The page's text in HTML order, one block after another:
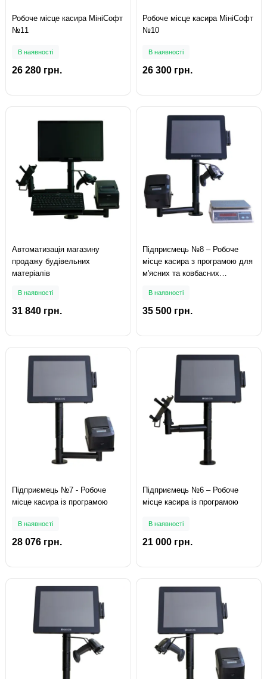
Робоче місце касира МініСофт
№11
В наявності
26 280 грн.
Робоче місце касира МініСофт
№10
В наявності
26 300 грн.
Автоматизація магазину
продажу будівельних
матеріалів
В наявності
31 840 грн.
Підприємець №8 – Робоче
місце касира з програмою для
м'ясних та ковбасних
В наявності
35 500 грн.
Підприємець №7 - Робоче
місце касира із програмою
В наявності
28 076 грн.
Підприємець №6 – Робоче
місце касира із програмою
В наявності
21 000 грн.